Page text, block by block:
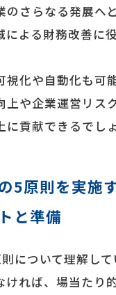
のさらなる発展へ
よる財務改善に役
視化や自動化も可
や企業運営リス
貢献できるでしょ
5原則を実施
と準備
について理解し
ければ、場当たり